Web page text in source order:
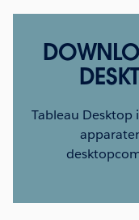
Tableau Desktop